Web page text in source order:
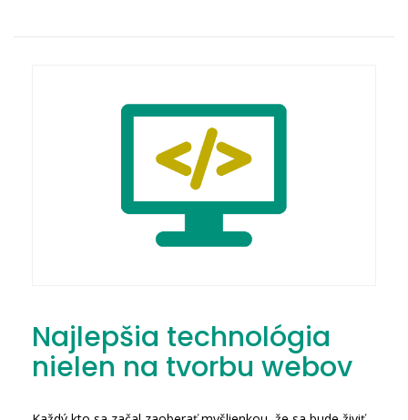
Najlepšia technológia
nielen na tvorbu webov